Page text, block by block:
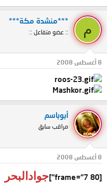
م
***منشدة مكة***
:: عضو متفاعل ::
8 أغسطس 2008
أبوباسم
مراقب سابق
8 أغسطس 2008
[frame="7 80"]
جوادالبحر